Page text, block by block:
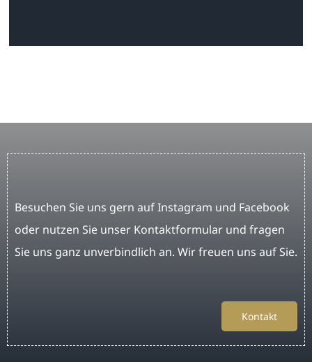
Besuchen Sie uns gern auf Instagram und Facebook
oder nutzen Sie unser Kontaktformular und fragen
Sie uns ganz unverbindlich an. Wir freuen uns auf Sie.
Kontakt